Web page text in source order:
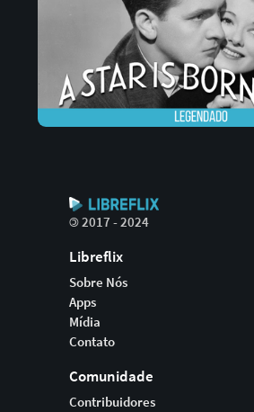
©2017 - 2024
Libreflix
Sobre Nós
Apps
Mídia
Contato
Comunidade
Contribuidores